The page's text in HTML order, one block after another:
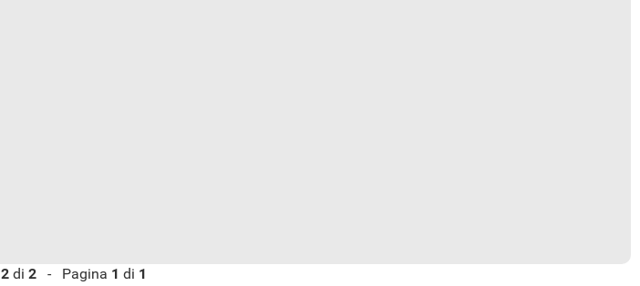
2di 2- Pagina 1 di 1